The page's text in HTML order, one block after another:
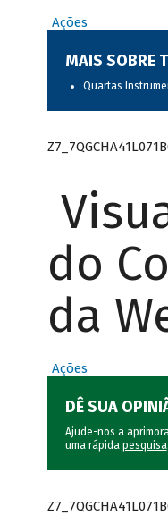
Ações
MAIS SOBRE
Quartas
do
da
Ações
DÊ SUA
Ajude-nos a
uma rápida pesquisa.